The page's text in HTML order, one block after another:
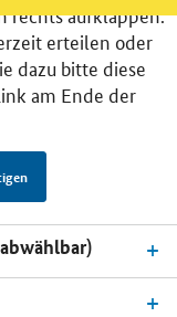
und Energie
rechts aufklappen.
erteilen oder
dazu bitte diese
am Ende der